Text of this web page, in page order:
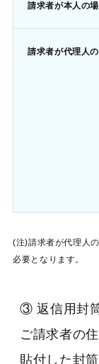
請求者が本人の
請求者が代理人
(注)請求者が代理人
必要となります。
③ 返信用封
ご請求者の
貼付した封